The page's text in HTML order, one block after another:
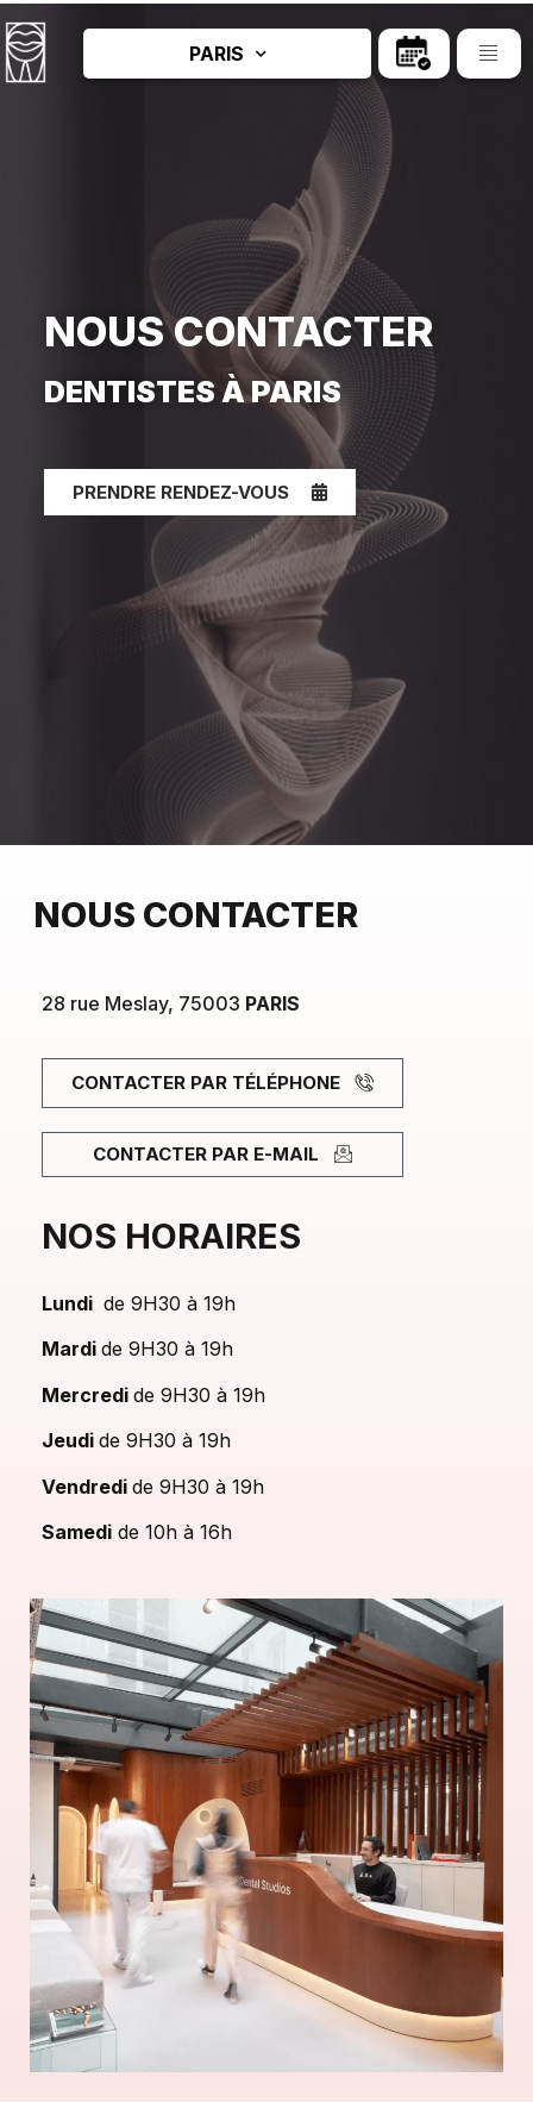
PARIS
NOUS CONTACTER
DENTISTES À PARIS
PRENDRE RENDEZ-VOUS
NOUS CONTACTER
28 rue Meslay, 75003 PARIS
CONTACTER PAR TÉLÉPHONE
CONTACTER PAR E-MAIL
NOS HORAIRES
Lundi de 9H30 à 19h
Mardi de 9H30 à 19h
Mercredi de 9H30 à 19h
Jeudi de 9H30 à 19h
Vendredi de 9H30 à 19h
Samedi de 10h à 16h